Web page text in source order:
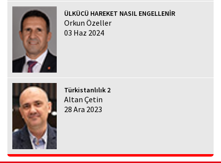
ÜLKÜCÜ HAREKET NASIL ENGELLENİR
Orkun Özeller
03 Haz 2024
Türkistanlılık 2
Altan Çetin
28 Ara 2023